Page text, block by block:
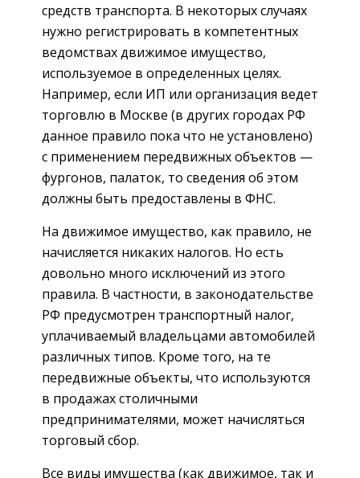
средств транспорта. В некоторых случаях
нужно регистрировать в компетентных
ведомствах движимое имущество,
используемое в определенных целях.
Например, если ИП или организация ведет
торговлю в Москве (в других городах РФ
данное правило пока что не установлено)
с применением передвижных объектов —
фургонов, палаток, то сведения об этом
должны быть предоставлены в ФНС.
На движимое имущество, как правило, не
начисляется никаких налогов. Но есть
довольно много исключений из этого
правила. В частности, в законодательстве
РФ предусмотрен транспортный налог,
уплачиваемый владельцами автомобилей
различных типов. Кроме того, на те
передвижные объекты, что используются
в продажах столичными
предпринимателями, может начисляться
торговый сбор.
Все виды имущества (как движимое, так и